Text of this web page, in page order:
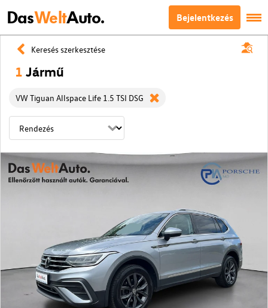
DasWeltAuto. Bejelentkezés
Keresés szerkesztése
1 Jármű
VW Tiguan Allspace Life 1.5 TSI DSG